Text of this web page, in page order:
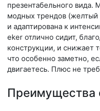
презентабельного вида.
модных трендов (жел­тый
и адаптирована к
eker отлично сидит,
конструкции, и снижает
что особенно заметно,
двигаетесь. Плюс не
Преимущества